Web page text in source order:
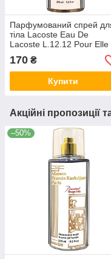
Парфумований спрей
тіла Lacoste Eau De
Lacoste L.12.12 Pour Elle
Elegant Exclusive EURO
275 мл
170 ₴
Купити
Акційні пропозиції
–50%